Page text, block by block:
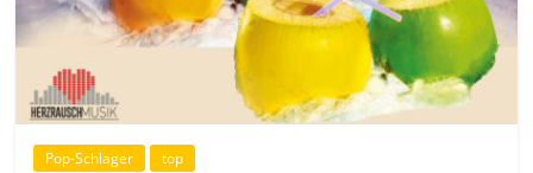
Pop-Schlager top